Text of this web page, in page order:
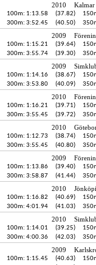
2010 Kalmar
100m: 1:13.58 (37.82)
300m: 3:52.45 (40.50)
2009
100m: 1:15.21 (39.64)
300m: 3:55.74 (39.30)
2009
100m: 1:14.16 (38.67)
300m: 3:53.80 (40.09)
2010
100m: 1:16.21 (39.71)
300m: 3:55.45 (39.72)
2010
100m: 1:12.73 (38.74)
300m: 3:55.45 (40.80)
2009
100m: 1:13.86 (39.40)
300m: 3:58.87 (41.44)
2010
100m: 1:16.82 (40.69)
300m: 4:01.94 (41.03)
2010
100m: 1:14.01 (39.25)
300m: 4:00.36 (42.03)
2009
100m: 1:15.45 (40.63)